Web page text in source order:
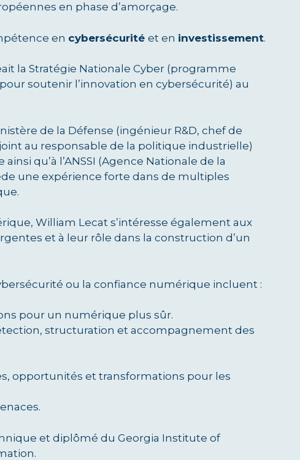
en phase d’amorçage.
en cybersécurité et en investissement.
la Stratégie Nationale Cyber (programme
soutenir l’innovation en cybersécurité) au
de la Défense (ingénieur R&D, chef de
au responsable de la politique industrielle)
qu’à l’ANSSI (Agence Nationale de la
une expérience forte dans de multiples
William Lecat s’intéresse également aux
et à leur rôle dans la construction d’un
ou la confiance numérique incluent :
pour un numérique plus sûr.
structuration et accompagnement des
opportunités et transformations pour les
et diplômé du Georgia Institute of